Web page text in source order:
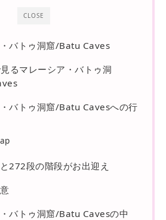
CLOSE
バトゥ洞窟/Batu Caves
るマレーシア・バトゥ洞
バトゥ洞窟/Batu Cavesへの行
272段の階段がお出迎え
バトゥ洞窟/Batu Cavesの中